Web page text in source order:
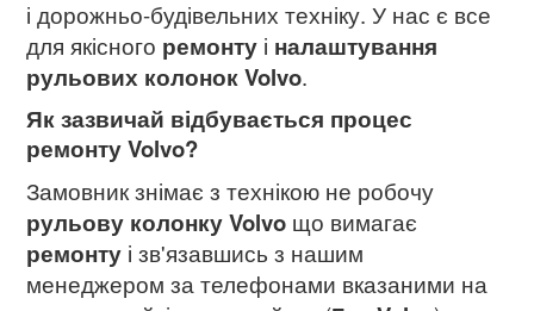
і дорожньо-будівельних техніку. У нас є все
для якісного ремонту і налаштування
рульових колонок Volvo.
Як зазвичай відбувається процес
ремонту Volvo?
Замовник знімає з технікою не робочу
рульову колонку Volvo що вимагає
ремонту і зв'язавшись з нашим
менеджером за телефонами вказаними на